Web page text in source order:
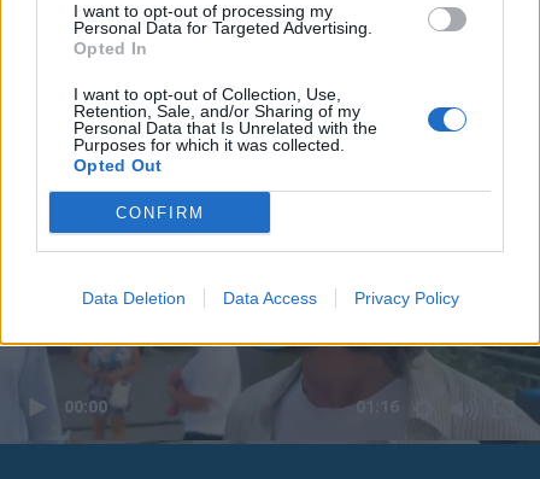
I want to opt-out of processing my
Personal Data for Targeted Advertising.
Opted In
I want to opt-out of Collection, Use,
Retention, Sale, and/or Sharing of my
Personal Data that Is Unrelated with the
Purposes for which it was collected.
Opted Out
CONFIRM
Data Deletion Data Access Privacy Policy
00:00 01:16